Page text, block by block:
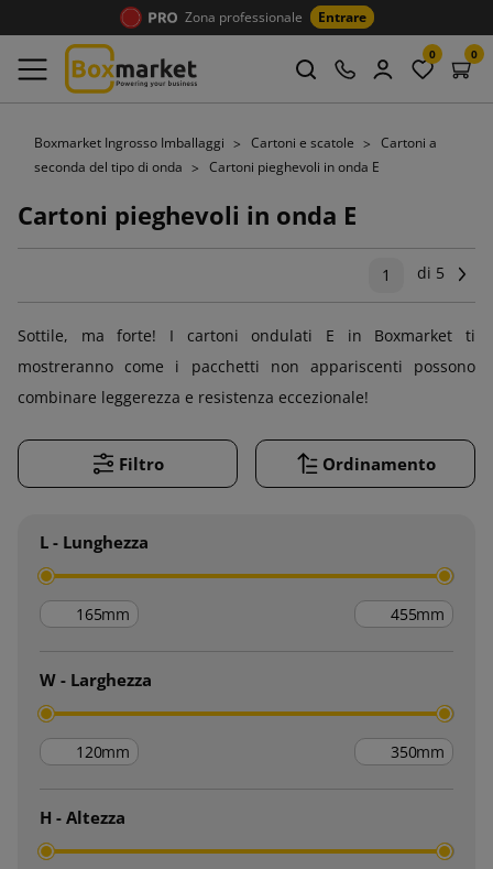
Zona professionale Entrare
0 0
Boxmarket Ingrosso Imballaggi Cartoni e scatole
Cartoni a
seconda del tipo di onda
Cartoni pieghevoli in onda E
Cartoni pieghevoli in onda E
1 di 5
Sottile, ma forte! I cartoni ondulati E in Boxmarket ti
mostreranno come i pacchetti non appariscenti possono
combinare leggerezza e resistenza eccezionale!
Filtro Ordinamento
L - Lunghezza
mm mm
W - Larghezza
mm mm
H - Altezza